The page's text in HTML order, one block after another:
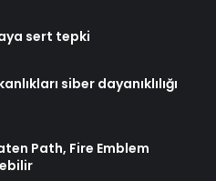
sert tepki
siber dayanıklılığı
Path, Fire Emblem